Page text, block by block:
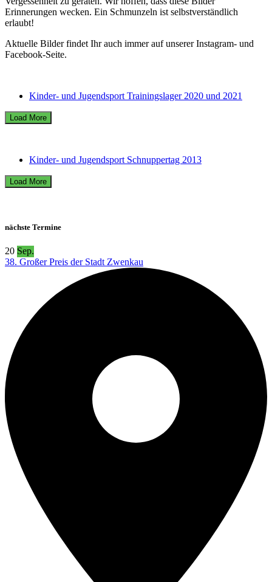
Erinnerungen wecken. Ein Schmunzeln ist selbstverständlich
erlaubt!
Aktuelle Bilder findet Ihr auch immer auf unserer Instagram- und
Facebook-Seite.
Kinder- und Jugendsport Trainingslager 2020 und 2021
Load More
Kinder- und Jugendsport Schnuppertag 2013
Load More
nächste Termine
20 Sep.
38. Großer Preis der Stadt Zwenkau